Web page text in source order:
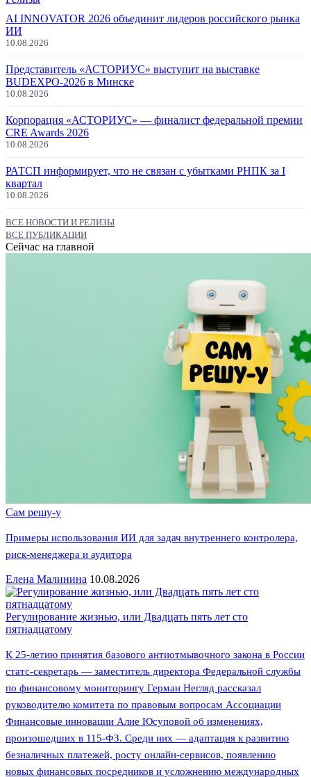
AI INNOVATOR 2026 объединит лидеров российского рынка
ИИ
10.08.2026
Представитель «АСТОРИУС» выступит на выставке
BUDEXPO-2026 в Минске
10.08.2026
Корпорация «АСТОРИУС» — финалист федеральной премии
CRE Awards 2026
10.08.2026
РАТСП информирует, что не связан с убытками РНПК за I
квартал
10.08.2026
ВСЕ НОВОСТИ И РЕЛИЗЫ
ВСЕ ПУБЛИКАЦИИ
Сейчас на главной
Сам решу-у
Примеры использования ИИ для задач внутреннего контролера,
риск-менеджера и аудитора
Елена Малинина 10.08.2026
Регулирование жизнью, или Двадцать пять лет сто
пятнадцатому
К 25-летию принятия базового антиотмывочного закона в России
статс-секретарь — заместитель директора Федеральной службы
по финансовому мониторингу Герман Негляд рассказал
руководителю комитета по правовым вопросам Ассоциации
Финансовые инновации Алие Юсуповой об изменениях,
произошедших в 115-ФЗ. Среди них — адаптация к развитию
безналичных платежей, росту онлайн-сервисов, появлению
новых финансовых посредников и усложнению международных